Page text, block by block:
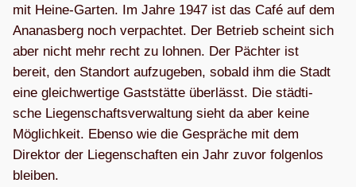
mit Heine-Gar­ten. Im Jahre 1947 ist das Café auf dem
Ana­nas­berg noch ver­pach­tet. Der Betrieb scheint sich
aber nicht mehr recht zu loh­nen. Der Päch­ter ist
bereit, den Stand­ort auf­zu­ge­ben, sobald ihm die Stadt
eine gleich­wer­tige Gast­stätte über­lässt. Die städ­ti­
sche Lie­gen­schafts­ver­wal­tung sieht da aber keine
Mög­lich­keit. Ebenso wie die Gesprä­che mit dem
Direk­tor der Lie­gen­schaf­ten ein Jahr zuvor fol­gen­los
blei­ben.